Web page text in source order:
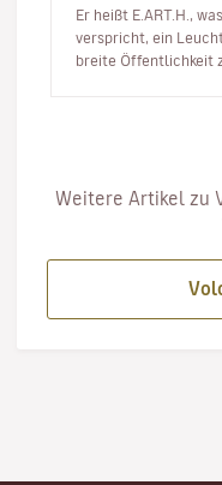
Er heißt E.ART.H.,
verspricht, ein
Weitere Artikel zu